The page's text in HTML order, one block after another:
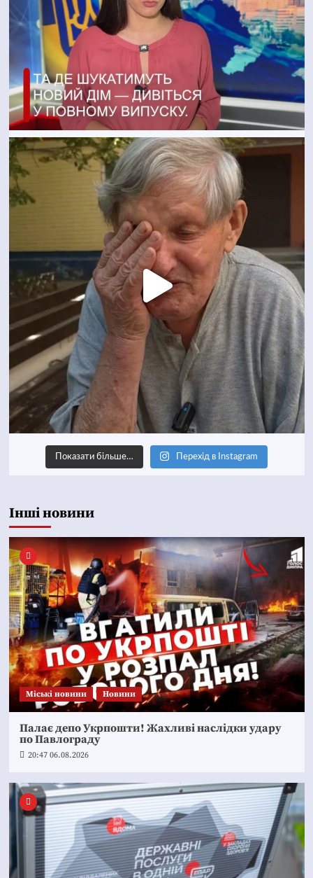
Показати більше… Перехід в Instagram
Інші новини
Mіські новини Новини
Палає депо Укрпошти! Жахливі наслідки удару
по Павлограду
20:47 06.08.2026